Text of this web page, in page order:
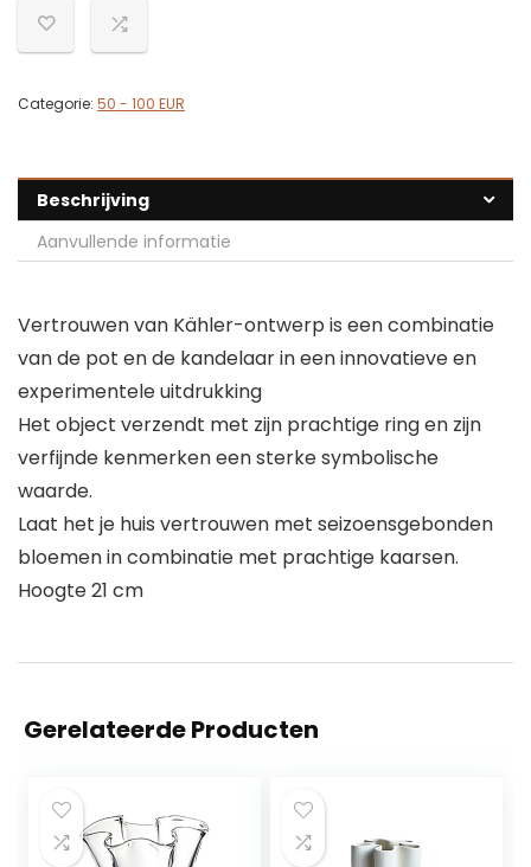
Categorie: 50 - 100 EUR
Beschrijving
Aanvullende informatie
Vertrouwen van Kähler-ontwerp is een combinatie
van de pot en de kandelaar in een innovatieve en
experimentele uitdrukking
Het object verzendt met zijn prachtige ring en zijn
verfijnde kenmerken een sterke symbolische
waarde.
Laat het je huis vertrouwen met seizoensgebonden
bloemen in combinatie met prachtige kaarsen.
Hoogte 21 cm
Gerelateerde Producten